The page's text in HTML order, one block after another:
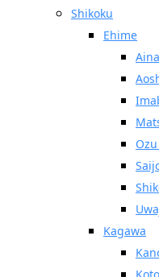
Shikoku
Ehime
Kagawa